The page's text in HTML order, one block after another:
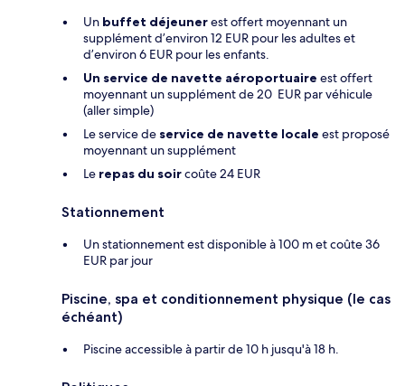
Un buffet déjeunerest offert moyennant un
supplément d’environ 12 EUR pour les adultes et
d’environ 6 EUR pour les enfants.
Un service de navette aéroportuaire est offert
moyennant un supplément de 20 EUR par véhicule
(aller simple)
Le service de service de navette locale est proposé
moyennant un supplément
Le repas du soircoûte 24 EUR
Stationnement
Un stationnement est disponible à 100 m et coûte 36
EUR par jour
Piscine, spa et conditionnement physique (le cas
échéant)
Piscine accessible à partir de 10 h jusqu'à 18 h.